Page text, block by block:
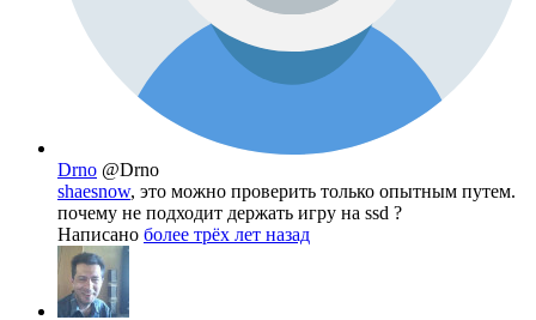
Drno @Drno
shaesnow, это можно проверить только опытным путем.
почему не подходит держать игру на ssd ?
Написано более трёх лет назад